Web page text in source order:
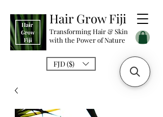
Hair Grow Fiji
Transforming Hair & Skin
with the Power of Nature
FJD ($)